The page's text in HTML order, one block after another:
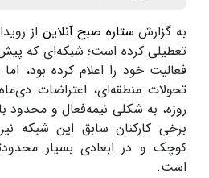
به گزارش ستاره صبح آنلاین
فعالیت خود را اعلام کرده بود،
روزه، به شکلی نیمه‌فعال و
برخی کارکنان سابق این شبکه
کوچک و در ابعادی بسیار
است.